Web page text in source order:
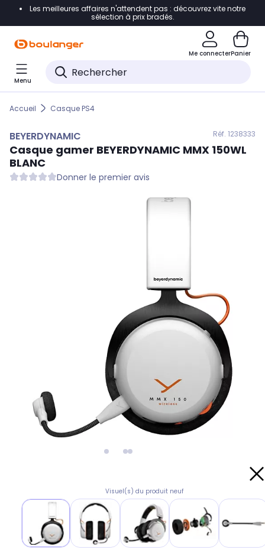
Accéder directement à la navigation
Accéder directement au pied de page
Accéder directement au chatbot
Les meilleures affaires n'attendent pas : découvrez vite notre
sélection à prix bradés.
Me connecterPanier
Menu
Accueil Casque PS4
BEYERDYNAMIC Réf. 1238333
Casque gamer BEYERDYNAMIC MMX 150WL
BLANC
Donner le premier avis
Visuel(s) du produit neuf